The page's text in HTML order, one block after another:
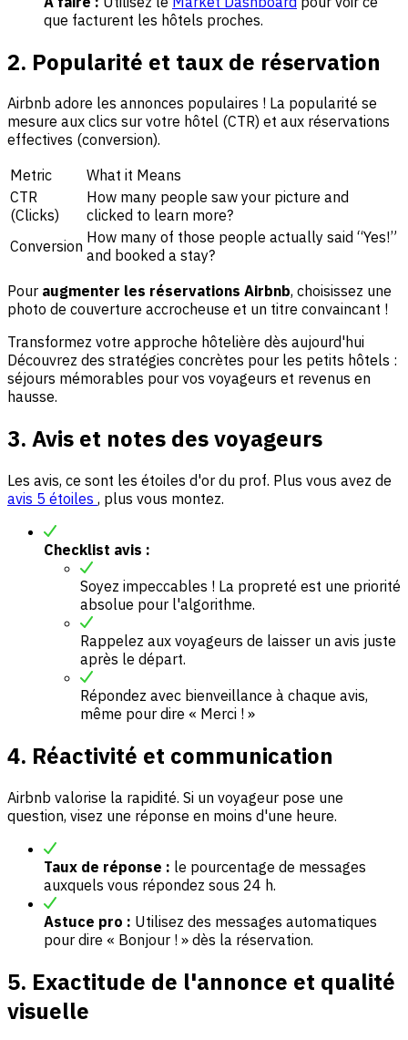
que facturent les hôtels proches.
2. Popularité et taux de réservation
Airbnb adore les annonces populaires ! La popularité se
mesure aux clics sur votre hôtel (CTR) et aux réservations
effectives (conversion).
Metric
What it Means
CTR
(Clicks)
How many people saw your picture and
clicked to learn more?
Conversion How many of those people actually said “Yes!”
and booked a stay?
Pour augmenter les réservations Airbnb, choisissez une
photo de couverture accrocheuse et un titre convaincant !
Transformez votre approche hôtelière dès aujourd'hui
Découvrez des stratégies concrètes pour les petits hôtels :
séjours mémorables pour vos voyageurs et revenus en
hausse.
3. Avis et notes des voyageurs
Les avis, ce sont les étoiles d'or du prof. Plus vous avez de
avis 5 étoiles , plus vous montez.
Checklist avis :
Soyez impeccables ! La propreté est une priorité
absolue pour l'algorithme.
Rappelez aux voyageurs de laisser un avis juste
après le départ.
Répondez avec bienveillance à chaque avis,
même pour dire « Merci ! »
4. Réactivité et communication
Airbnb valorise la rapidité. Si un voyageur pose une
question, visez une réponse en moins d'une heure.
Taux de réponse : le pourcentage de messages
auxquels vous répondez sous 24 h.
Astuce pro : Utilisez des messages automatiques
pour dire « Bonjour ! » dès la réservation.
5. Exactitude de l'annonce et qualité
visuelle